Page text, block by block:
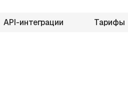
API-интеграции Тарифы